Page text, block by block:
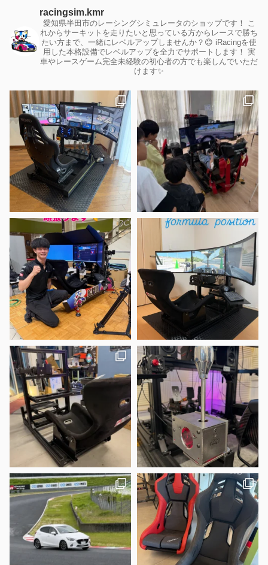
racingsim.kmr
愛知県半田市のレーシングシミュレータのショップです！
こ
れからサーキットを走りたいと思っている方からレースで勝ち
たい方まで、一緒にレベルアップしませんか？😊 iRacingを使
用した本格設備でレベルアップを全力でサポートします！
実
車やレースゲーム完全未経験の初心者の方でも楽しんでいただ
けます✨